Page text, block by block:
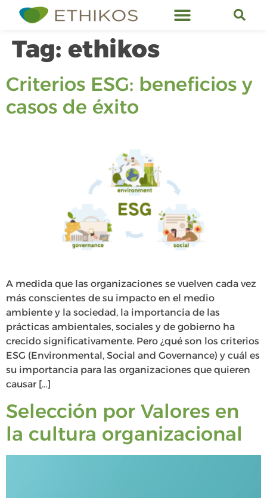
Tag: ethikos
Criterios ESG: beneficios y
casos de éxito
A medida que las organizaciones se vuelven cada vez
más conscientes de su impacto en el medio
ambiente y la sociedad, la importancia de las
prácticas ambientales, sociales y de gobierno ha
crecido significativamente. Pero ¿qué son los criterios
ESG (Environmental, Social and Governance) y cuál es
su importancia para las organizaciones que quieren
causar […]
Selección por Valores en
la cultura organizacional